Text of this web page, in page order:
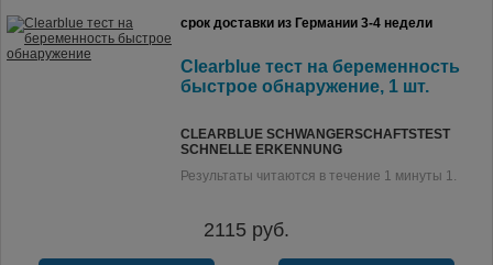
срок доставки из Германии 3-4 недели
Clearblue тест на беременность
быстрое обнаружение, 1 шт.
CLEARBLUE SCHWANGERSCHAFTSTEST
SCHNELLE ERKENNUNG
Результаты читаются в течение 1 минуты 1.
2115 руб.